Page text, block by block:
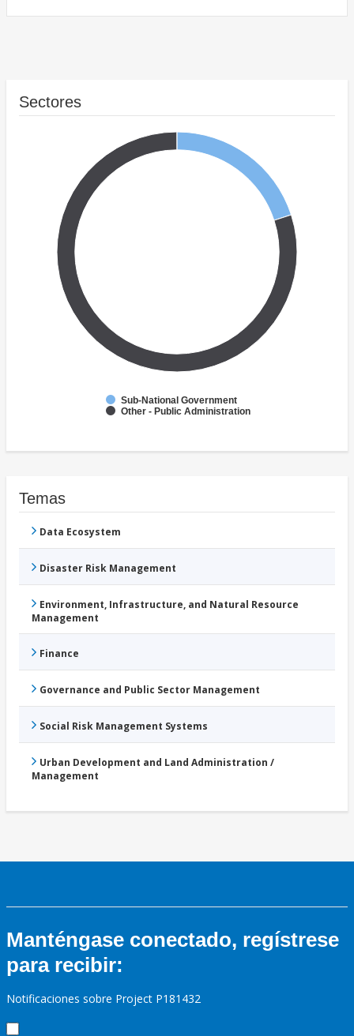
Sectores
Sub-National Government
Other - Public Administration
Temas
Data Ecosystem
Disaster Risk Management
Environment, Infrastructure, and Natural Resource
Management
Finance
Governance and Public Sector Management
Social Risk Management Systems
Urban Development and Land Administration /
Management
Manténgase conectado, regístrese
para recibir:
Notificaciones sobre Project P181432